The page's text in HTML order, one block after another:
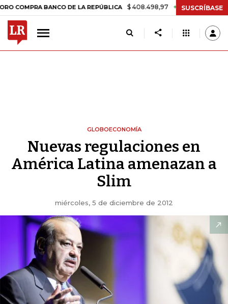
BANCO DE LA REPÚBLICA $ 408.498,97 +$ 8.753,81 +2,19%
SUSCRÍBASE
GLOBOECONOMÍA
Nuevas regulaciones en
América Latina amenazan a
Slim
miércoles, 5 de diciembre de 2012